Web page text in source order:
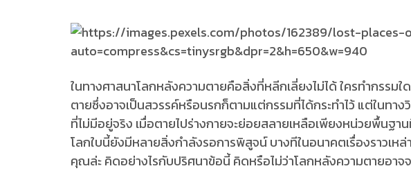
ในทางศาสนาโลกหลังความตายคือสิ่งที่หลีกเลี่ยงไม่ได้ ใครทำกรร
ตายซึ่งอาจเป็นสวรรค์หรือนรกก็ตามแต่กรรมที่ได้กระทำไว้ แต่ในทา
ที่ไม่มีอยู่จริง เมื่อตายไปร่างกายจะย่อยสลายเหลือเพียงหน่วยพื้นฐา
โลกใบนี้ยังมีหลายสิ่งกำลังรอการพิสูจน์ บางทีในอนาคตเรื่องราวเหล่
คุณล่ะ คิดอย่างไรกับปริศนาข้อนี้ คิดหรือไม่ว่าโลกหลังความตายอาจ